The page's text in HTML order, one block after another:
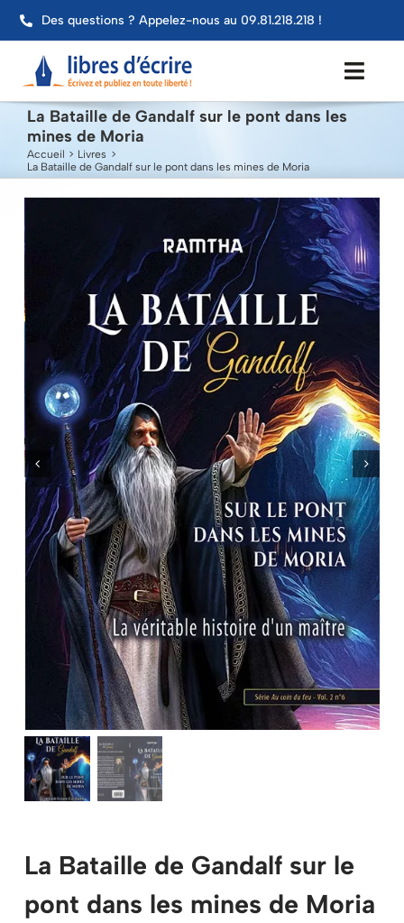
Passer
contenu
Des questions ? Appelez-nous au 09.81.218.218 !
Aide
Services
Impression
Mon compte
Mon panier
La Bataille de Gandalf sur le pont dans les
mines de Moria
Accueil
Livres
La Bataille de Gandalf sur le pont dans les mines de Moria
La Bataille de Gandalf sur le
pont dans les mines de Moria